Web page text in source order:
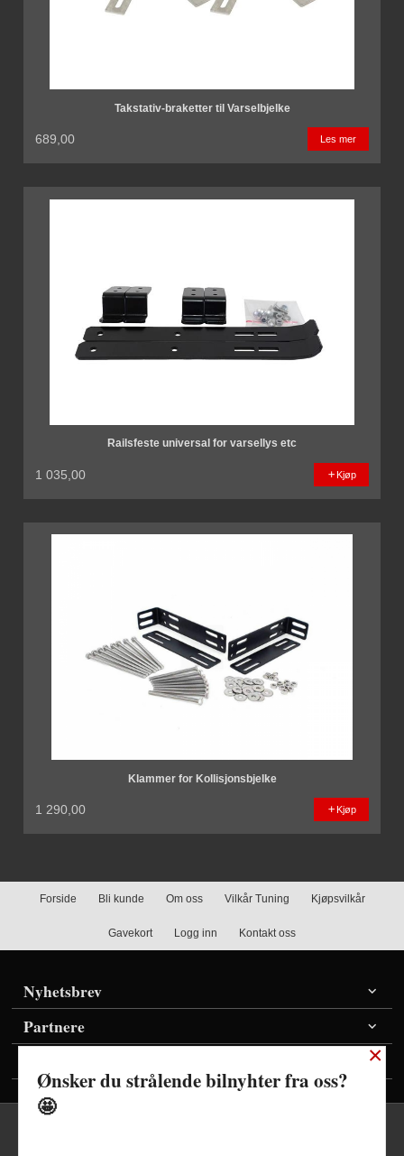
Takstativ-braketter til Varselbjelke
689,00 Les mer
Railsfeste universal for varsellys etc
1 035,00 Kjøp
Klammer for Kollisjonsbjelke
1 290,00 Kjøp
Forside Bli kunde Om oss Vilkår Tuning Kjøpsvilkår
Gavekort Logg inn Kontakt oss
Nyhetsbrev
Partnere
×
Ønsker du strålende bilnyhter fra oss?
🤩